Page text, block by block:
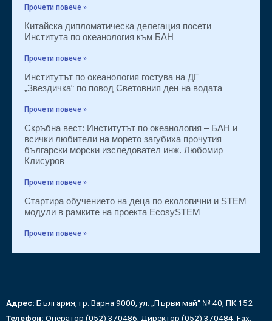
Прочети повече »
Китайска дипломатическа делегация посети
Института по океанология към БАН
Прочети повече »
Институтът по океанология гостува на ДГ
„Звездичка“ по повод Световния ден на водата
Прочети повече »
Скръбна вест: Институтът по океанология – БАН и
всички любители на морето загубиха прочутия
български морски изследовател инж. Любомир
Клисуров
Прочети повече »
Стартира обучението на деца по екологични и STEM
модули в рамките на проекта EcosySTEM
Прочети повече »
Адрес: България, гр. Варна 9000, ул. „Първи май“ № 40, ПК 152
Телефон: Оператор (052) 370486, Директор (052) 370484, Fax: